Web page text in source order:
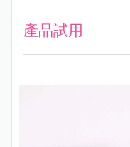
產品試用